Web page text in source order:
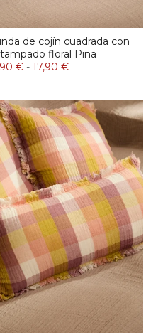
de cojín cuadrada con
floral Pina
€ - 17,90 €